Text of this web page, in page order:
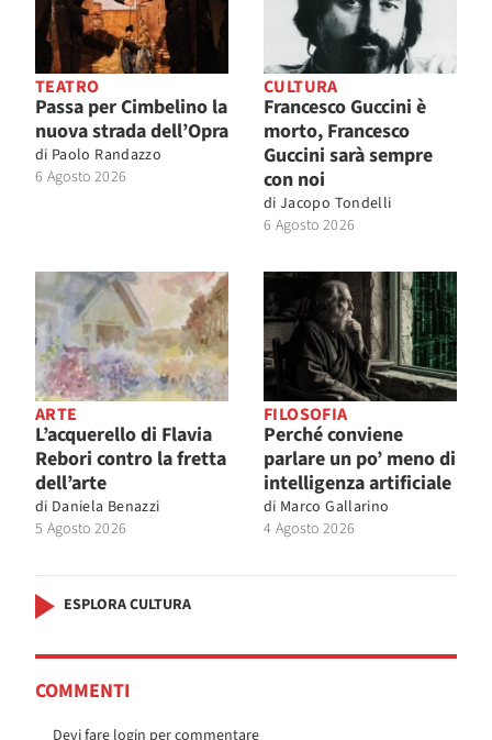
TEATRO
Passa per Cimbelino la
nuova strada dell’Opra
di Paolo Randazzo
6 Agosto 2026
CULTURA
Francesco Guccini è
morto, Francesco
Guccini sarà sempre
con noi
di Jacopo Tondelli
6 Agosto 2026
ARTE
L’acquerello di Flavia
Rebori contro la fretta
dell’arte
di Daniela Benazzi
5 Agosto 2026
FILOSOFIA
Perché conviene
parlare un po’ meno di
intelligenza artificiale
di Marco Gallarino
4 Agosto 2026
ESPLORA CULTURA
COMMENTI
Devi fare login per commentare